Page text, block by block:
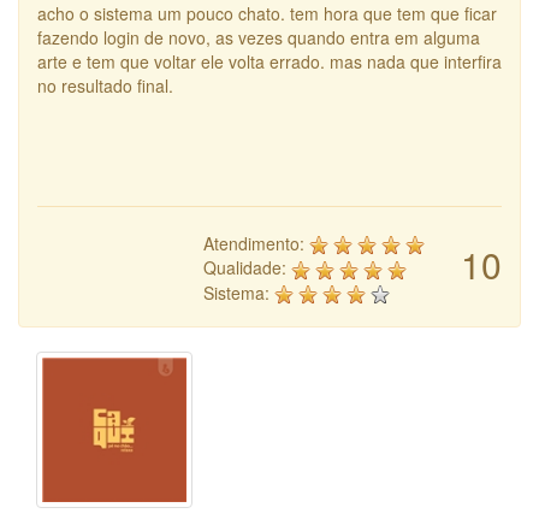
acho o sistema um pouco chato. tem hora que tem que ficar
fazendo login de novo, as vezes quando entra em alguma
arte e tem que voltar ele volta errado. mas nada que interfira
no resultado final.
10
Atendimento:
Qualidade:
Sistema: